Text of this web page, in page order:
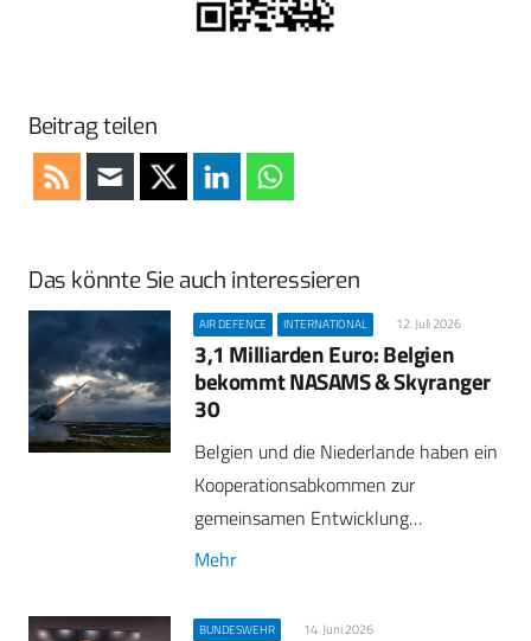
Beitrag teilen
Das könnte Sie auch interessieren
AIR DEFENCE INTERNATIONAL 12. Juli 2026
3,1 Milliarden Euro: Belgien
bekommt NASAMS & Skyranger
30
Belgien und die Niederlande haben ein
Kooperationsabkommen zur
gemeinsamen Entwicklung…
Mehr
BUNDESWEHR 14. Juni 2026